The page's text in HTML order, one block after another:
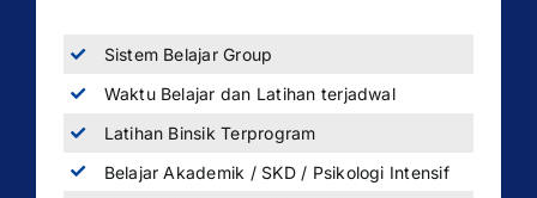
Sistem Belajar Group
Waktu Belajar dan Latihan terjadwal
Latihan Binsik Terprogram
Belajar Akademik / SKD / Psikologi Intensif